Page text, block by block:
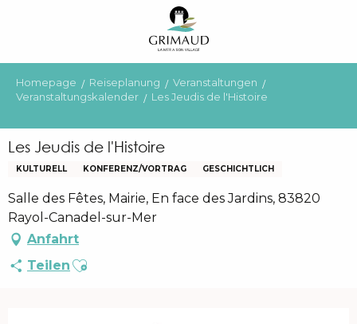
principal
Homepage Reiseplanung
Veranstaltungen
Veranstaltungskalender
Les Jeudis de l'Histoire
Les Jeudis de l'Histoire
KULTURELL KONFERENZ/VORTRAG GESCHICHTLICH
Salle des Fêtes, Mairie, En face des Jardins, 83820
Rayol-Canadel-sur-Mer
Anfahrt
Teilen Ajouter aux favoris